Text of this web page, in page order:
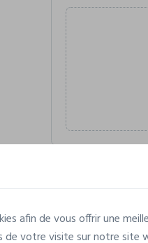
afin de vous offrir une
de votre visite sur notre site